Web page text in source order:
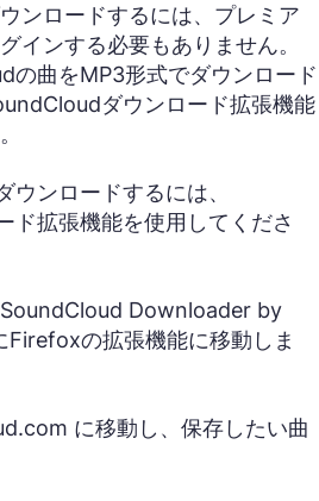
ンロードするには、プレミア
インする必要もありません。
の曲をMP3形式でダウンロード
ダウンロード拡張機能
ンロードするには、
ド拡張機能を使用してくださ
Downloader by
の拡張機能に移動しま
に移動し、保存したい曲